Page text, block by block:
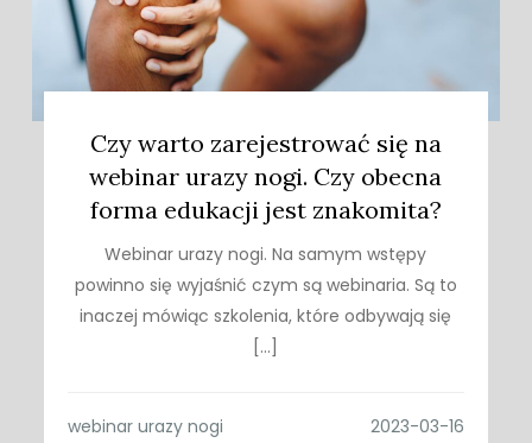
Czy warto zarejestrować się na
webinar urazy nogi. Czy obecna
forma edukacji jest znakomita?
Webinar urazy nogi. Na samym wstępy
powinno się wyjaśnić czym są webinaria. Są to
inaczej mówiąc szkolenia, które odbywają się
[…]
webinar urazy nogi